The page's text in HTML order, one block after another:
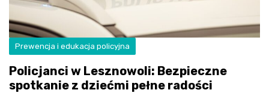
Prewencja i edukacja policyjna
Policjanci w Lesznowoli: Bezpieczne
spotkanie z dziećmi pełne radości